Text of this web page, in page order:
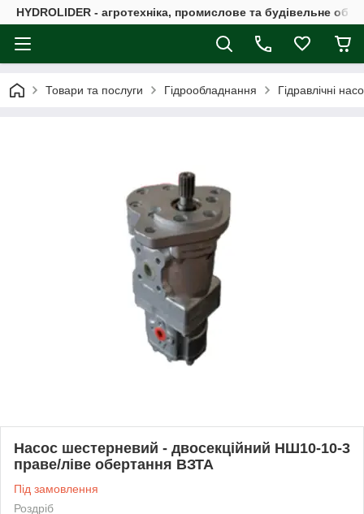
HYDROLIDER - агротехніка, промислове та будівельне
Товари та послуги Гідрообладнання Гідравлічні
Насос шестерневий - двосекційний НШ10-10-3
праве/ліве обертання ВЗТА
Під замовлення
Роздріб